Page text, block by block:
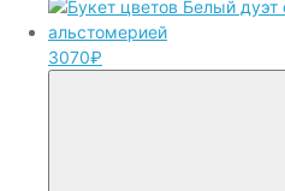
3070₽